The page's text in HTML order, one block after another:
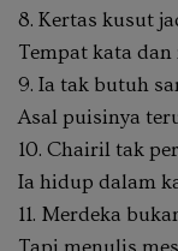
8. Kertas kusut
Tempat kata dan
9. Ia tak butuh
Asal puisinya
10. Chairil tak
Ia hidup dalam
11. Merdeka